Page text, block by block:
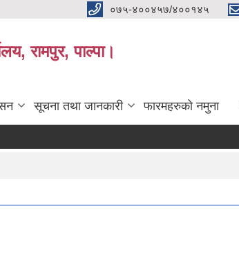
०७५-४००४५७/४००१४५
रामपुर, पाल्पा।
सूचना तथा जानकारी फारमहरुको नमुना